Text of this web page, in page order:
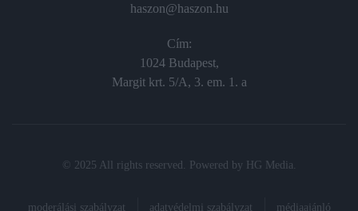
haszon@haszon.hu
Cím:
1024 Budapest,
Margit krt. 5/A, 3. em. 1. a
© 2025 All rights reserved. Powered by HG Media
moderálási szabályzat adatvédelmi szabályzat médiaajánló